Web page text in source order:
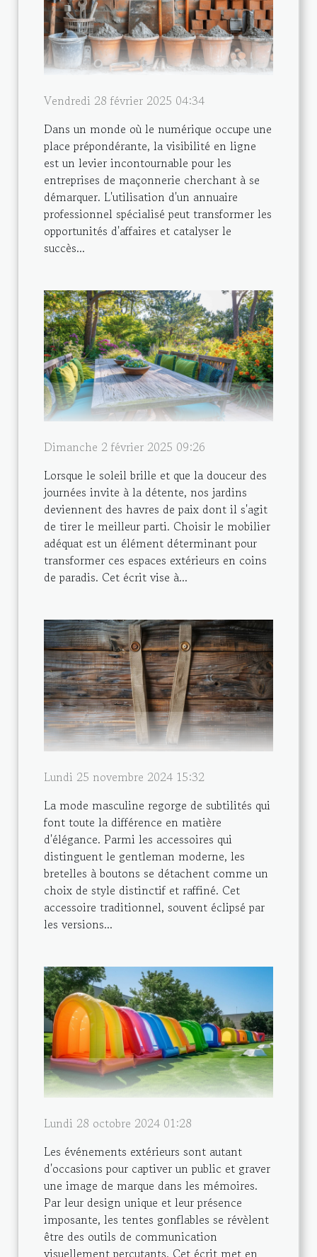
Vendredi 28 février 2025 04:34
Dans un monde où le numérique occupe une
place prépondérante, la visibilité en ligne
est un levier incontournable pour les
entreprises de maçonnerie cherchant à se
démarquer. L'utilisation d'un annuaire
professionnel spécialisé peut transformer les
opportunités d'affaires et catalyser le
succès...
Dimanche 2 février 2025 09:26
Lorsque le soleil brille et que la douceur des
journées invite à la détente, nos jardins
deviennent des havres de paix dont il s'agit
de tirer le meilleur parti. Choisir le mobilier
adéquat est un élément déterminant pour
transformer ces espaces extérieurs en coins
de paradis. Cet écrit vise à...
Lundi 25 novembre 2024 15:32
La mode masculine regorge de subtilités qui
font toute la différence en matière
d'élégance. Parmi les accessoires qui
distinguent le gentleman moderne, les
bretelles à boutons se détachent comme un
choix de style distinctif et raffiné. Cet
accessoire traditionnel, souvent éclipsé par
les versions...
Lundi 28 octobre 2024 01:28
Les événements extérieurs sont autant
d'occasions pour captiver un public et graver
une image de marque dans les mémoires.
Par leur design unique et leur présence
imposante, les tentes gonflables se révèlent
être des outils de communication
visuellement percutants. Cet écrit met en